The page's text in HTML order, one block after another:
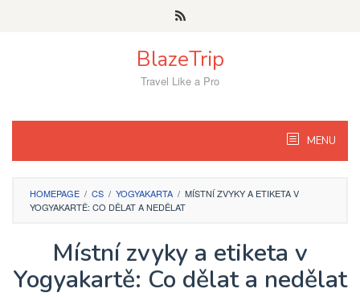
BlazeTrip
Travel Like a Pro
MENU
HOMEPAGE / CS / YOGYAKARTA / MÍSTNÍ ZVYKY A ETIKETA V
YOGYAKARTĚ: CO DĚLAT A NEDĚLAT
Místní zvyky a etiketa v
Yogyakartě: Co dělat a nedělat